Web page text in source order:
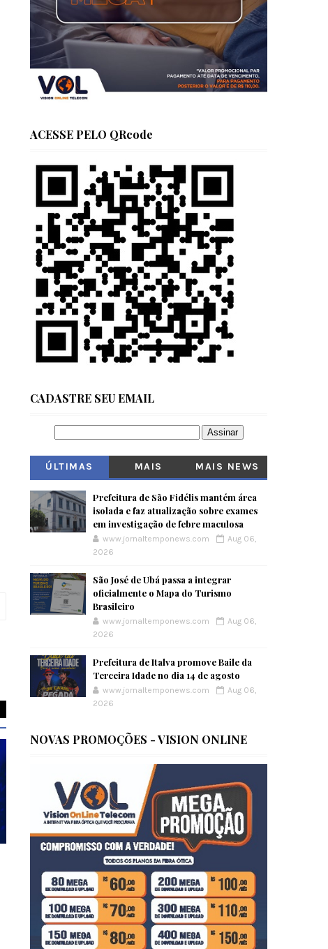
ACESSE PELO QRcode
CADASTRE SEU EMAIL
ÚLTIMAS
MAIS
MAIS NEWS
Prefeitura de São Fidélis mantém área
isolada e faz atualização sobre exames
em investigação de febre maculosa
www.jornaltemponews.com
Aug 06,
2026
São José de Ubá passa a integrar
oficialmente o Mapa do Turismo
Brasileiro
www.jornaltemponews.com
Aug 06,
2026
Prefeitura de Italva promove Baile da
Terceira Idade no dia 14 de agosto
www.jornaltemponews.com
Aug 06,
2026
NOVAS PROMOÇÕES - VISION ONLINE